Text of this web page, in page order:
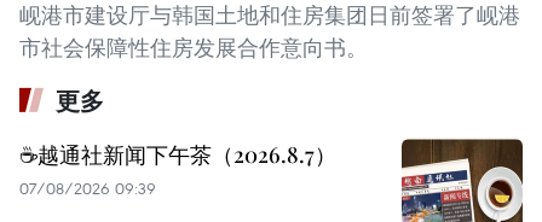
岘港市建设厅与韩国土地和住房集团日前签署了岘港
市社会保障性住房发展合作意向书。
更多
☕️越通社新闻下午茶（2026.8.7）
07/08/2026 09:39